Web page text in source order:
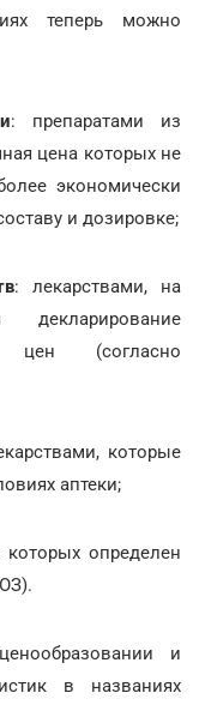
теперь можно
: препаратами из
цена которых не
экономически
и дозировке;
: лекарствами, на
декларирование
цен (согласно
которые
аптеки;
определен
и
в названиях